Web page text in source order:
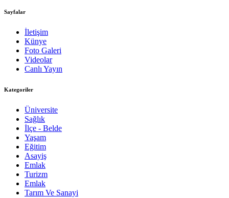
Sayfalar
İletişim
Künye
Foto Galeri
Videolar
Canlı Yayın
Kategoriler
Üniversite
Sağlık
İlçe - Belde
Yaşam
Eğitim
Asayiş
Emlak
Turizm
Emlak
Tarım Ve Sanayi